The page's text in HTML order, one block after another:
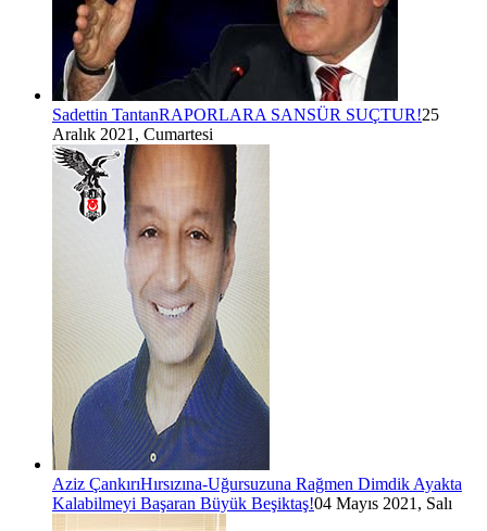
Sadettin TantanRAPORLARA SANSÜR SUÇTUR!25
Aralık 2021, Cumartesi
Aziz ÇankırıHırsızına-Uğursuzuna Rağmen Dimdik Ayakta
Kalabilmeyi Başaran Büyük Beşiktaş!04 Mayıs 2021, Salı